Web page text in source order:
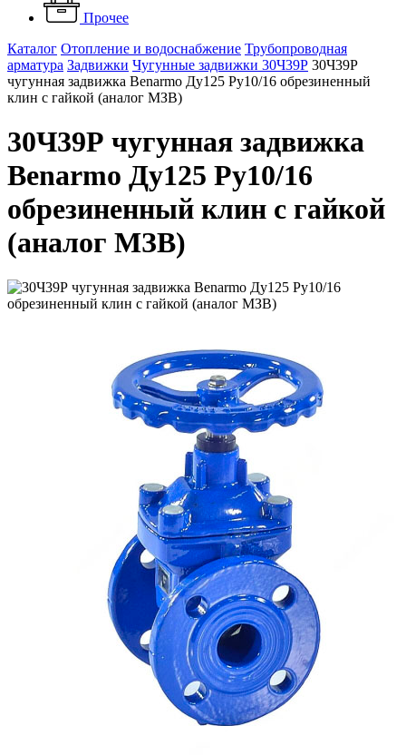
Прочее
Каталог Отопление и водоснабжение Трубопроводная
арматура Задвижки Чугунные задвижки 30Ч39Р 30Ч39Р
чугунная задвижка Benarmo Ду125 Ру10/16 обрезиненный
клин с гайкой (аналог МЗВ)
30Ч39Р чугунная задвижка
Benarmo Ду125 Ру10/16
обрезиненный клин с гайкой
(аналог МЗВ)